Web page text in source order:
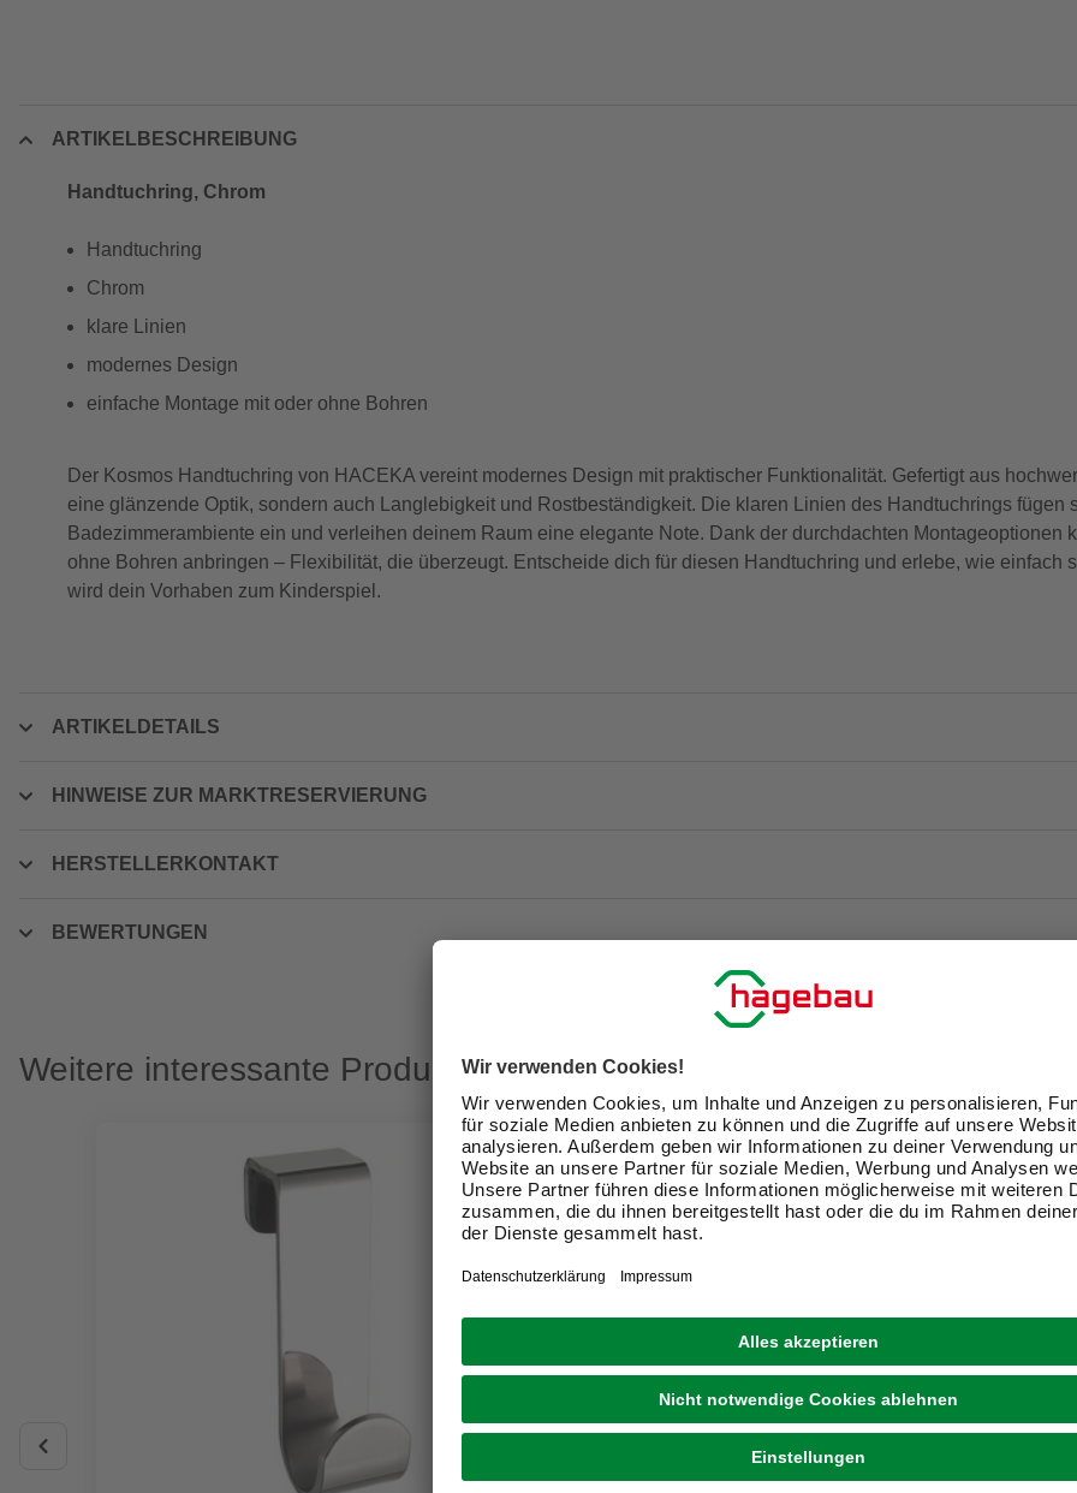
ARTIKELBESCHREIBUNG
Handtuchring, Chrom
Handtuchring
Chrom
klare Linien
modernes Design
einfache Montage mit oder ohne Bohren
Der Kosmos Handtuchring von HACEKA vereint modernes Design mit praktischer Funktionalität. Gefertigt aus
eine glänzende Optik, sondern auch Langlebigkeit und Rostbeständigkeit. Die klaren Linien des Handtuchrings fügen
Badezimmerambiente ein und verleihen deinem Raum eine elegante Note. Dank der durchdachten Montageoptionen
ohne Bohren anbringen – Flexibilität, die überzeugt. Entscheide dich für diesen Handtuchring und erlebe, wie einfach
wird dein Vorhaben zum Kinderspiel.
ARTIKELDETAILS
HINWEISE ZUR MARKTRESERVIERUNG
HERSTELLERKONTAKT
BEWERTUNGEN
Weitere interessante Produkte